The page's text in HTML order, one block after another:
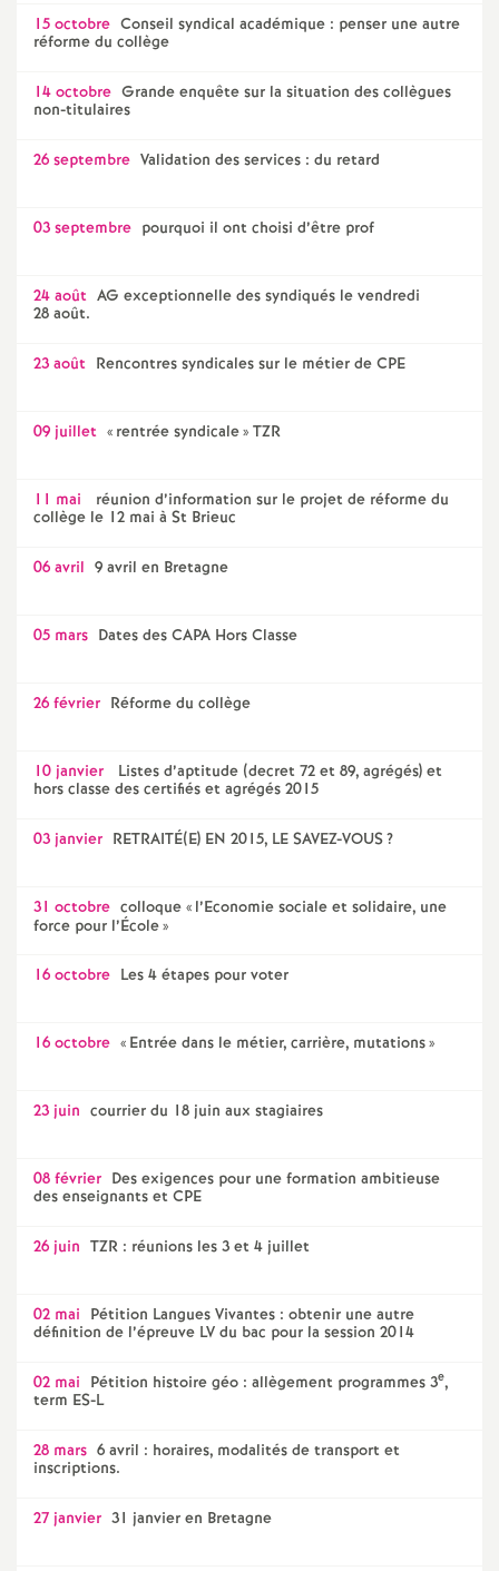
S
e
c
o
n
d
g
l
é
a
T
u
s
15 octobre Conseil syndical académique : penser une autre
réforme du collège
14 octobre Grande enquête sur la situation des collègues
non-titulaires
26 septembre Validation des services : du retard
03 septembre pourquoi il ont choisi d’être prof
24 août AG exceptionnelle des syndiqués le vendredi
28 août.
23 août Rencontres syndicales sur le métier de CPE
09 juillet « rentrée syndicale» TZR
11 mai
réunion d’information sur le projet de réforme du
collège le 12 mai à St Brieuc
06 avril 9 avril en Bretagne
05 mars Dates des CAPA Hors Classe
26 février Réforme du collège
10 janvier
Listes d’aptitude (decret 72 et 89, agrégés) et
hors classe des certifiés et agrégés 2015
03 janvier RETRAITÉ(E) EN 2015, LE SAVEZ-VOUS?
31 octobre colloque « l’Economie sociale et solidaire, une
force pour l’École»
16 octobre Les 4 étapes pour voter
16 octobre « Entrée dans le métier, carrière, mutations»
23 juin courrier du 18 juin aux stagiaires
08 février Des exigences pour une formation ambitieuse
des enseignants et CPE
26 juin TZR : réunions les 3 et 4 juillet
02 mai Pétition Langues Vivantes : obtenir une autre
définition de l’épreuve LV du bac pour la session 2014
02 mai Pétition histoire géo : allègement programmes 3e,
term ES-L
28 mars 6 avril : horaires, modalités de transport et
inscriptions.
27 janvier 31 janvier en Bretagne